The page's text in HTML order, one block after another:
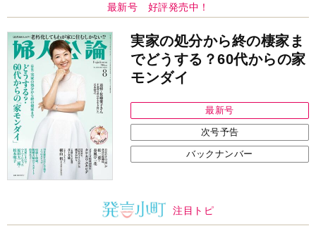
最新号 好評発売中！
実家の処分から終の棲家ま
でどうする？60代からの家
モンダイ
最新号
次号予告
バックナンバー
注目トピ